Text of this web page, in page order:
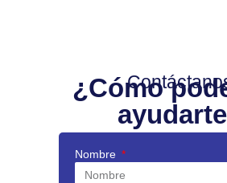
¿Cómo
Nombre